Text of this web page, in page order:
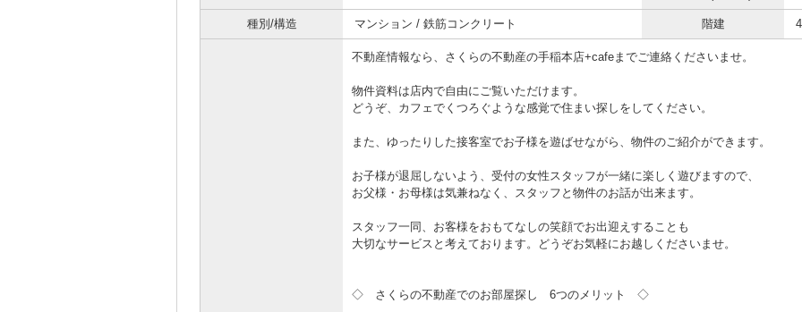
種別/構造 マンション / 鉄筋コンクリート 階建
不動産情報なら、さくらの不動産の手稲本店+cafeまでご連絡くださいませ。
物件資料は店内で自由にご覧いただけます。
どうぞ、カフェでくつろぐような感覚で住まい探しをしてください。
また、ゆったりした接客室でお子様を遊ばせながら、物件のご紹介ができます。
お子様が退屈しないよう、受付の女性スタッフが一緒に楽しく遊びますので、
お父様・お母様は気兼ねなく、スタッフと物件のお話が出来ます。
スタッフ一同、お客様をおもてなしの笑顔でお出迎えすることも
大切なサービスと考えております。どうぞお気軽にお越しくださいませ。
◇ さくらの不動産でのお部屋探し 6つのメリット ◇